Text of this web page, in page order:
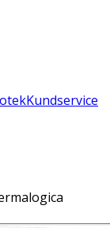
Kundservice